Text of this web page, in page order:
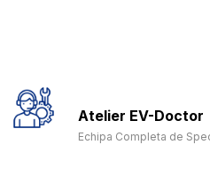
Atelier EV-Doctor
Echipa Completa de